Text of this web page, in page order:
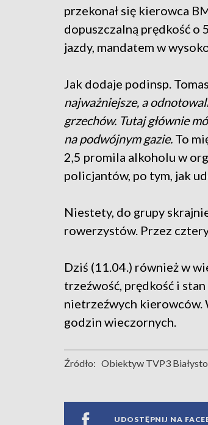
przekonał się kierowca
dopuszczalną prędkość o
jazdy, mandatem w
Jak dodaje podinsp.
najważniejsze, a
grzechów. Tutaj głównie
na podwójnym gazie. To
2,5 promila alkoholu w
policjantów, po tym, jak
Niestety, do grupy
rowerzystów. Przez
Dziś (11.04.) również w
trzeźwość, prędkość i
nietrzeźwych kierowców.
godzin wieczornych.
Źródło: Obiektyw TVP3
UDOSTĘPNIJ NA